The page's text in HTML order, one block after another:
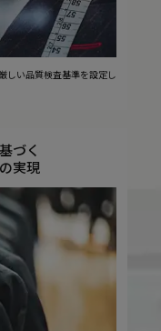
しい品質検査基準を設定し
づく
実現